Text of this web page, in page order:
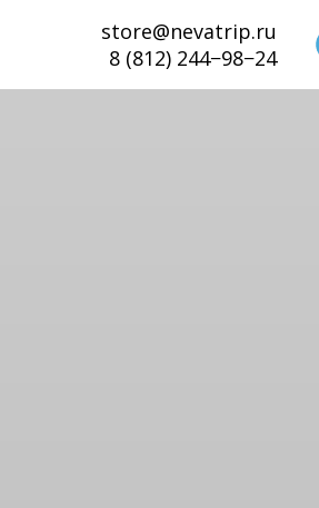
store@nevatrip.ru
8 (812) 244−98−24